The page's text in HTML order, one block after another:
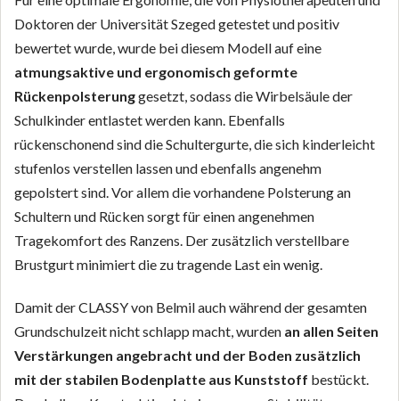
Doktoren der Universität Szeged getestet und positiv
bewertet wurde, wurde bei diesem Modell auf eine
atmungsaktive und ergonomisch geformte
Rückenpolsterunggesetzt, sodass die Wirbelsäule der
Schulkinder entlastet werden kann. Ebenfalls
rückenschonend sind die Schultergurte, die sich kinderleicht
stufenlos verstellen lassen und ebenfalls angenehm
gepolstert sind. Vor allem die vorhandene Polsterung an
Schultern und Rücken sorgt für einen angenehmen
Tragekomfort des Ranzens. Der zusätzlich verstellbare
Brustgurt minimiert die zu tragende Last ein wenig.
Damit der CLASSY von Belmil auch während der gesamten
Grundschulzeit nicht schlapp macht, wurden an allen Seiten
Verstärkungen angebracht und der Boden zusätzlich
mit der stabilen Bodenplatte aus Kunststoff bestückt.